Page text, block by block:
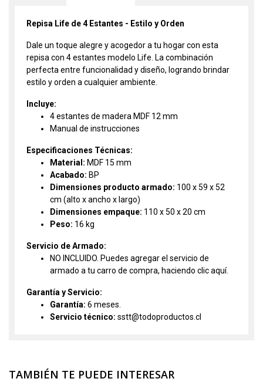
Repisa Life de 4 Estantes - Estilo y Orden
Dale un toque alegre y acogedor a tu hogar con esta
repisa con 4 estantes modelo Life. La combinación
perfecta entre funcionalidad y diseño, logrando brindar
estilo y orden a cualquier ambiente.
Incluye:
4 estantes de madera MDF 12 mm
Manual de instrucciones
Especificaciones Técnicas:
Material: MDF 15 mm
Acabado: BP
Dimensiones producto armado: 100 x 59 x 52
cm (alto x ancho x largo)
Dimensiones empaque: 110 x 50 x 20 cm
Peso: 16 kg
Servicio de Armado:
NO INCLUIDO. Puedes agregar el servicio de
armado a tu carro de compra, haciendo clicaquí.
Garantía y Servicio:
Garantía: 6 meses.
Servicio técnico: sstt@todoproductos.cl
TAMBIÉN TE PUEDE INTERESAR